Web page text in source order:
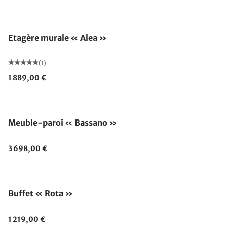
Etagère murale « Alea »
(1)
1 889,00 €
Meuble-paroi « Bassano »
3 698,00 €
Buffet « Rota »
1 219,00 €